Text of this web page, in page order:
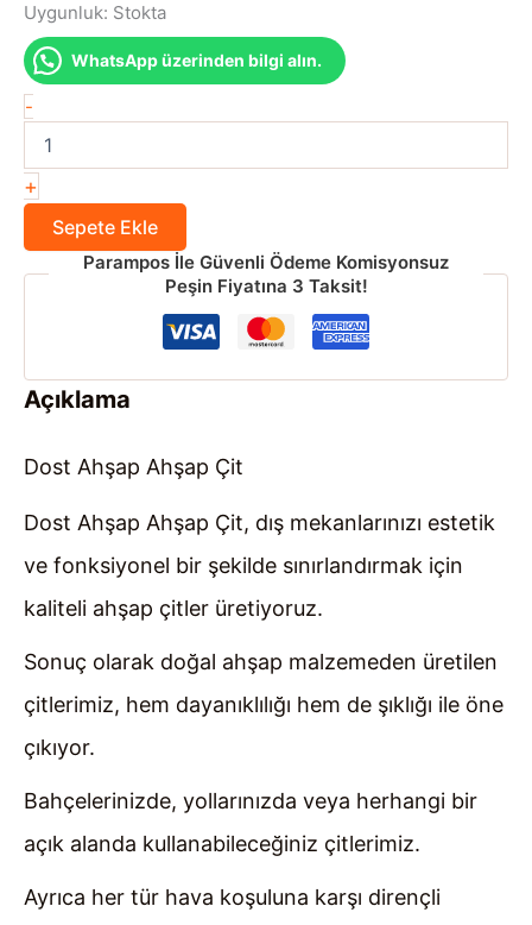
Uygunluk: Stokta
WhatsApp üzerinden bilgi alın.
-
Çit
adet
+
Sepete Ekle
Parampos İle Güvenli Ödeme Komisyonsuz
Peşin Fiyatına 3 Taksit!
Açıklama
Dost Ahşap Ahşap Çit
Dost Ahşap Ahşap Çit, dış mekanlarınızı estetik
ve fonksiyonel bir şekilde sınırlandırmak için
kaliteli ahşap çitler üretiyoruz.
Sonuç olarak doğal ahşap malzemeden üretilen
çitlerimiz, hem dayanıklılığı hem de şıklığı ile öne
çıkıyor.
Bahçelerinizde, yollarınızda veya herhangi bir
açık alanda kullanabileceğiniz çitlerimiz.
Ayrıca her tür hava koşuluna karşı dirençli